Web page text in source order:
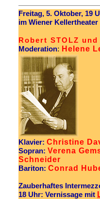
Freitag, 5. Oktober, 19
im Wiener Kellertheater
Robert STOLZ
Moderation: Helene
Klavier: Christine
Sopran: Verena
Schneider
Bariton: Conrad
Zauberhaftes
18 Uhr: Vernissage mit